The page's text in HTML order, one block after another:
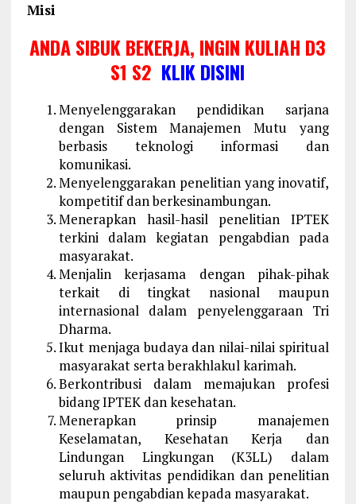
Misi
ANDA SIBUK BEKERJA, INGIN KULIAH D3
S1 S2 KLIK DISINI
Menyelenggarakan pendidikan sarjana
dengan Sistem Manajemen Mutu yang
berbasis teknologi informasi dan
komunikasi.
Menyelenggarakan penelitian yang inovatif,
kompetitif dan berkesinambungan.
Menerapkan hasil-hasil penelitian IPTEK
terkini dalam kegiatan pengabdian pada
masyarakat.
Menjalin kerjasama dengan pihak-pihak
terkait di tingkat nasional maupun
internasional dalam penyelenggaraan Tri
Dharma.
Ikut menjaga budaya dan nilai-nilai spiritual
masyarakat serta berakhlakul karimah.
Berkontribusi dalam memajukan profesi
bidang IPTEK dan kesehatan.
Menerapkan prinsip manajemen
Keselamatan, Kesehatan Kerja dan
Lindungan Lingkungan (K3LL) dalam
seluruh aktivitas pendidikan dan penelitian
maupun pengabdian kepada masyarakat.